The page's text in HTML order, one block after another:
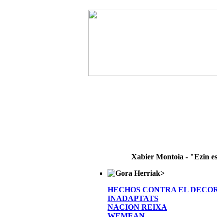
Xabier Montoia - "Ezin
>
HECHOS CONTRA EL
INADAPTATS
NACION REIXA